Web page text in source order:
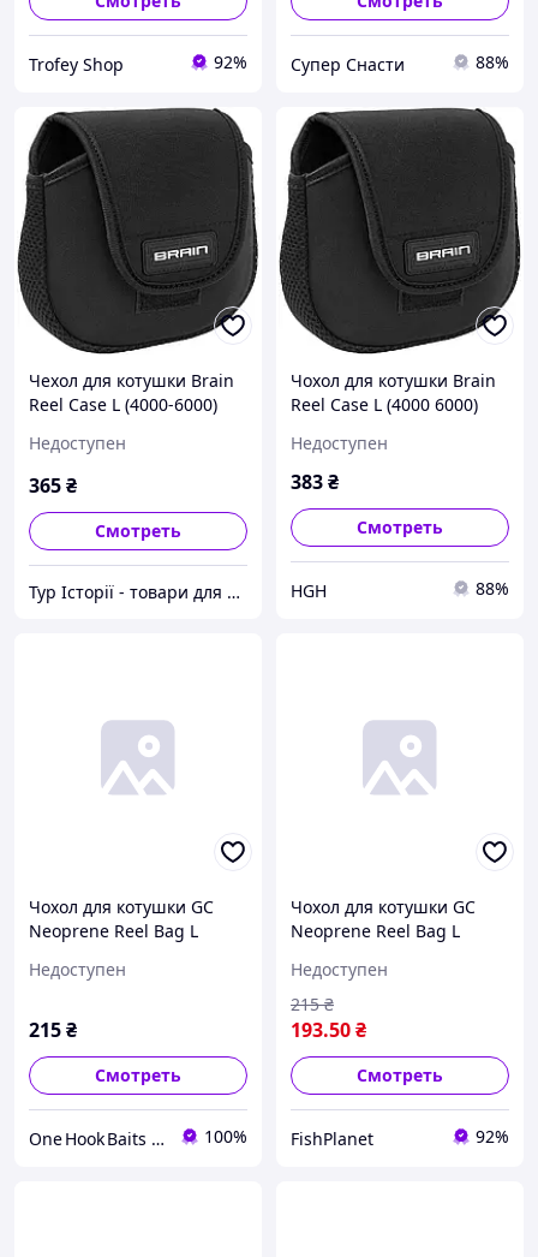
Trofey Shop 92% Супер Снасти 88%
Чехол для котушки Brain
Reel Case L (4000-6000)
Недоступен
365₴
Смотреть
Тур Історії - товари для риболовлі
Чохол для котушки Brain
Reel Case L (4000 6000)
Недоступен
383₴
Смотреть
HGH 88%
Чохол для котушки GC
Neoprene Reel Bag L
Недоступен
215₴
Смотреть
One Hook Baits – риболовні насадки та прикормки для коропа |Товари для риболовлі| Ветеранський бренд 100%
Чохол для котушки GC
Neoprene Reel Bag L
Недоступен
193.50₴
215 ₴
Смотреть
FishPlanet 92%